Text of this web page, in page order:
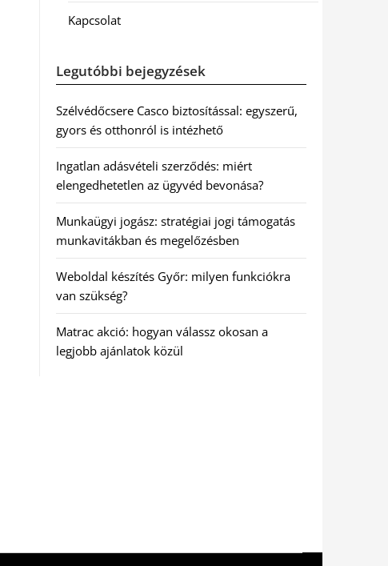
Kapcsolat
Legutóbbi bejegyzések
Szélvédőcsere Casco biztosítással: egyszerű,
gyors és otthonról is intézhető
Ingatlan adásvételi szerződés: miért
elengedhetetlen az ügyvéd bevonása?
Munkaügyi jogász: stratégiai jogi támogatás
munkavitákban és megelőzésben
Weboldal készítés Győr: milyen funkciókra
van szükség?
Matrac akció: hogyan válassz okosan a
legjobb ajánlatok közül